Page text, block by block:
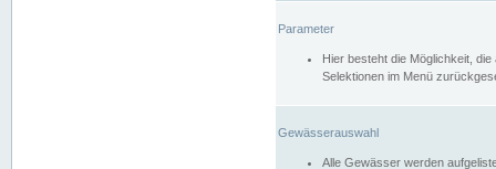
Parameter
Hier besteht die Möglichkeit,
Selektionen im Menü
Gewässerauswahl
Alle Gewässer werden